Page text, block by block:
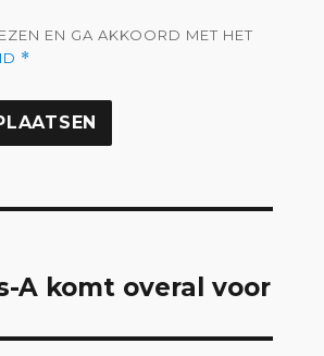
EN GA AKKOORD MET HET
*
A komt overal voor